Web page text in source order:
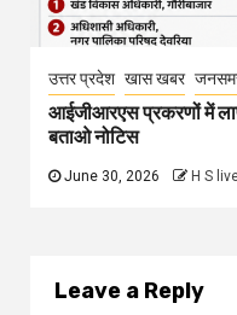
उत्तर प्रदेश खास खबर
आईजीआरएस प्रकरणों में
बताओ नोटिस
June 30, 2026 H S
Leave a Reply